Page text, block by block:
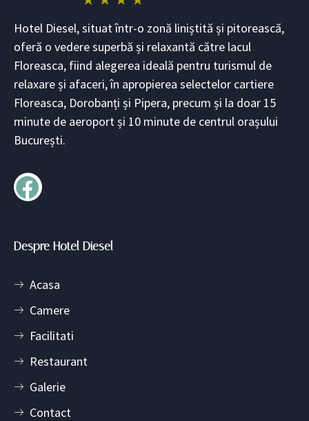
Hotel Diesel, situat într-o zonă liniștită și pitorească,
oferă o vedere superbă și relaxantă către lacul
Floreasca, fiind alegerea ideală pentru turismul de
relaxare și afaceri, în apropierea selectelor cartiere
Floreasca, Dorobanți și Pipera, precum și la doar 15
minute de aeroport și 10 minute de centrul orașului
București.
Despre Hotel Diesel
Acasa
Camere
Facilitati
Restaurant
Galerie
Contact